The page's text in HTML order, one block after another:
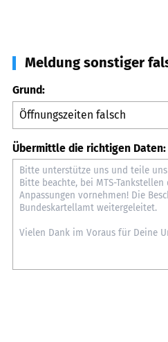
Meldung sonstiger
Grund:
Übermittle die richtigen Daten: